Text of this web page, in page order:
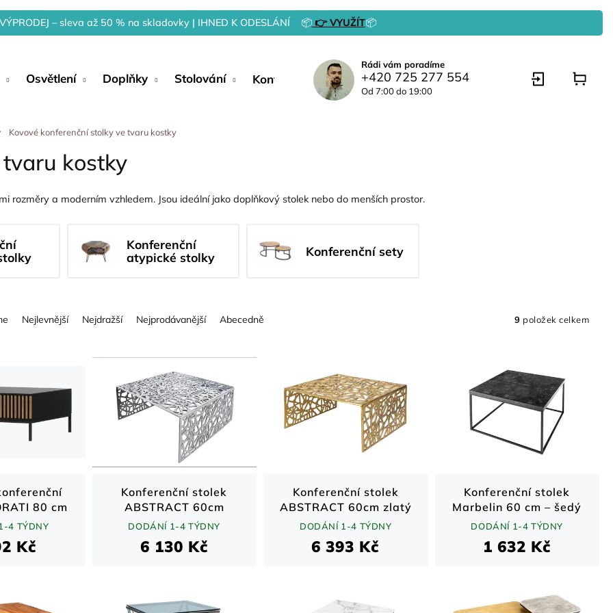
– sleva až 50 % na skladovky | IHNED K ODESLÁNÍ 📦👉 VYUŽÍT📦
Osvětlení Doplňky Stolování Kontakty
Rádi vám poradíme
+420 725 277 554
Od 7:00 do 19:00
Kovové konferenční stolky ve tvaru kostky
kostky
rozměry a moderním vzhledem. Jsou ideální jako doplňkový stolek nebo do menších prostor.
Konferenční
atypické stolky
Konferenční sety
Nejlevnější Nejdražší Nejprodávanější Abecedně 9 položek celkem
80 cm
dub
4 TÝDNY
Kč
Konferenční stolek
ABSTRACT 60cm
stříbrný aliminium
DODÁNÍ 1-4 TÝDNY
6 130 Kč
Konferenční stolek
ABSTRACT 60cm zlatý
DODÁNÍ 1-4 TÝDNY
6 393 Kč
Konferenční stolek
Marbelin 60 cm – šedý
MDF / černý kov
DODÁNÍ 1-4 TÝDNY
1 632 Kč